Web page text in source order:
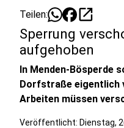
Teilen: open_in_new
Sperrung
aufgehoben
In Menden-Bösperde
Dorfstraße eigentlich
Arbeiten müssen
Veröffentlicht: Dienstag,